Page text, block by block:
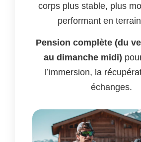
corps plus stable, plus
performant en
Pension complète (du
au dimanche midi)
l’immersion, la
échanges.